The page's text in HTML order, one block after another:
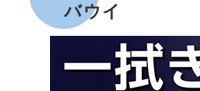
バウイ